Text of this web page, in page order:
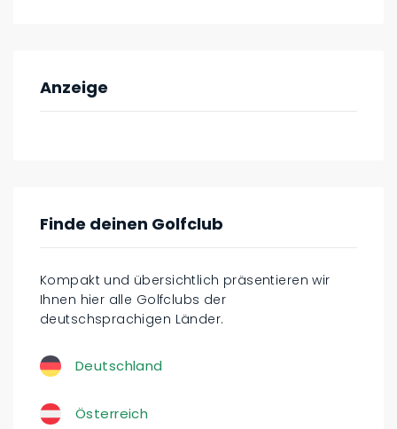
Anzeige
Finde deinen Golfclub
Kompakt und übersichtlich präsentieren wir
Ihnen hier alle Golfclubs der
deutschsprachigen Länder.
Deutschland
Österreich